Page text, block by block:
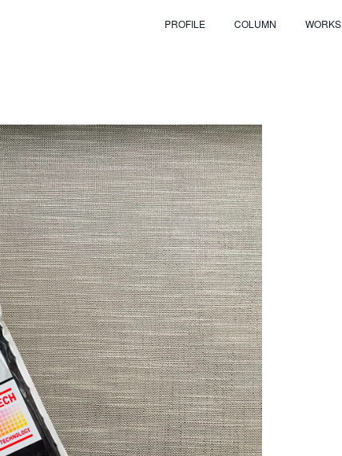
PROFILE COLUMN WORKS